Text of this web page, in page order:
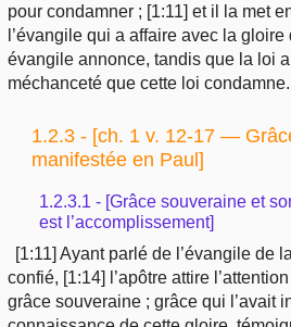
pour condamner ; [1:11] et il la met
l’évangile qui a affaire avec la
évangile annonce, tandis que la loi
méchanceté que cette loi condamne.
1.2.3 - [ch. 1 v. 12-17 —
manifestée en Paul]
1.2.3.1 - [Grâce souveraine et
est l’accomplissement]
[1:11] Ayant parlé de l’évangile de
confié, [1:14] l’apôtre attire
grâce souveraine ; grâce qui l’avait